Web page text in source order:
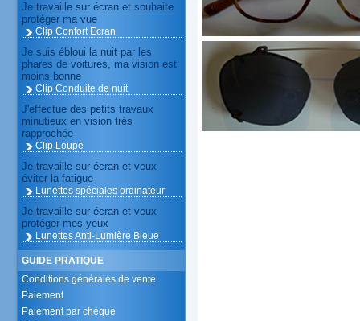
Je travaille sur écran et souhaite
protéger ma vue
Clip Confort Ecran
Je suis ébloui la nuit par les
phares de voitures, ma vision est
moins bonne
Clip Conduite de nuit
J'effectue des petits travaux
minutieux en vision très
rapprochée
Clip Loupe
Je travaille sur écran et veux
éviter la fatigue
Lunettes spéciales ordinateur
Je travaille sur écran et veux
protéger mes yeux
Lunettes Anti-Lumière Bleue
GUIDE PRATIQUE
Conditions générales de vente
Paiement
Paiement par chèque